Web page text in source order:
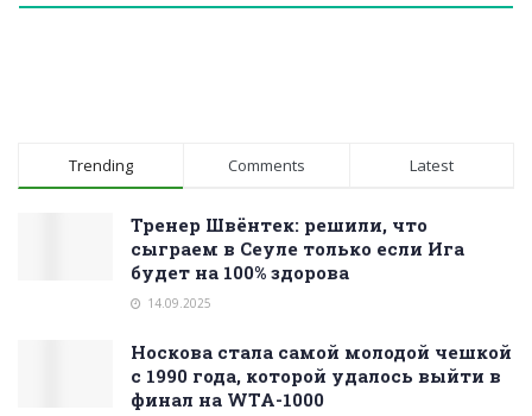
Trending Comments Latest
Тренер Швёнтек: решили, что
сыграем в Сеуле только если Ига
будет на 100% здорова
14.09.2025
Носкова стала самой молодой чешкой
с 1990 года, которой удалось выйти в
финал на WTA-1000